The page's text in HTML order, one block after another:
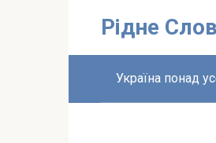
Рідне
Україна понад